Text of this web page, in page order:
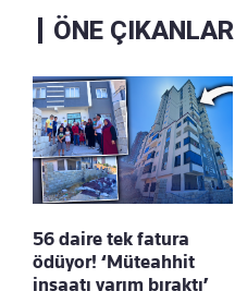
ÖNE ÇIKANLAR
56 daire tek fatura
ödüyor! ‘Müteahhit
inşaatı yarım bıraktı’